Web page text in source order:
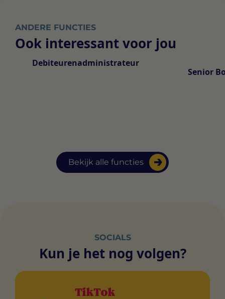
ANDERE FUNCTIES
Ook interessant voor jou
Bekijk alle functies
Debiteurenadministrateur
Senior
SOCIALS
Kun je het nog volgen?
TikTok